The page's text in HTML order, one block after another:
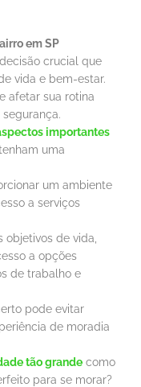
em SP
crucial que
vida e bem-estar.
afetar sua rotina
importantes
uma
um ambiente
a serviços
objetivos de vida,
a opções
de trabalho e
pode evitar
de moradia
tão grande como
para se morar?